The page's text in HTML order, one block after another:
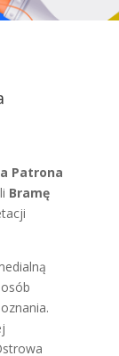
Patrona
Bramę